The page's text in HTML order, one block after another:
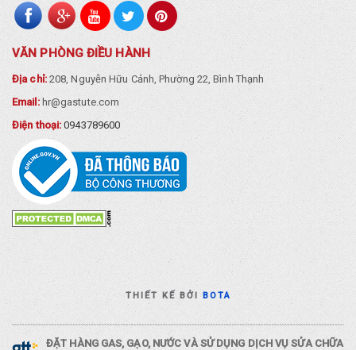
VĂN PHÒNG ĐIỀU HÀNH
Địa chỉ:208, Nguyễn Hữu Cảnh, Phường 22, Bình Thạnh
Email:hr@gastute.com
Điện thoại:0943789600
THIẾT KẾ BỞIBOTA
ĐẶT HÀNG GAS, GẠO, NƯỚC VÀ SỬ DỤNG DỊCH VỤ SỬA CHỮA